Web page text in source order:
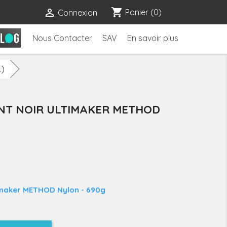
 Connexion shopping_cart Panier (0)
Nous Contacter SAV En savoir plus
NOIR ULTIMAKER METHOD
METHOD Nylon - 690g